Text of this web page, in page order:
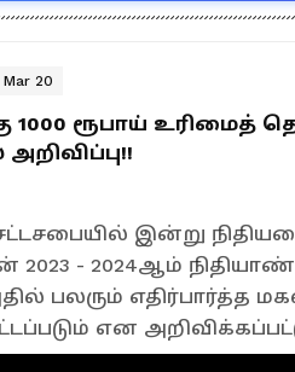
20
1000 ரூபாய் உரிமைத்
இன்று
2023 - 2024ஆம்
பலரும் எதிர்பார்த்த
என